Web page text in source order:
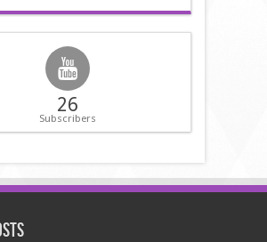
26
Subscribers